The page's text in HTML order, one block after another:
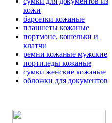
кожи
барсетки кожаные
планшеты кожаные
портмоне, кошельки и
клатчи
ремни кожаные мужские
портпледы кожаные
сумки женские кожаные
обложки для документов